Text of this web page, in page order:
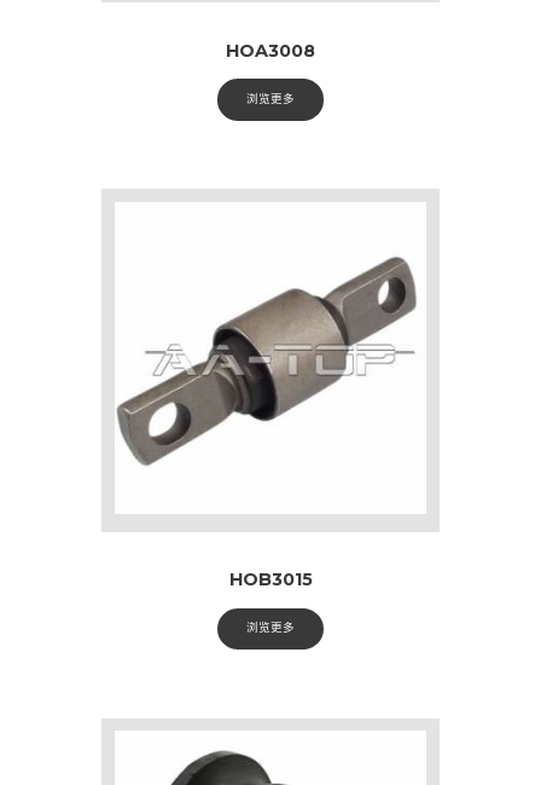
HOA3008
浏览更多
HOB3015
浏览更多